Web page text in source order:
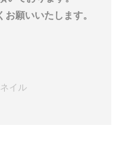
願いいたします。
ネイル